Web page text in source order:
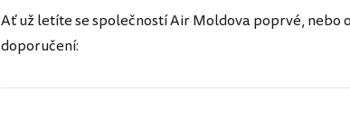
Ať už letíte se společností Air Moldova poprvé,
doporučení: